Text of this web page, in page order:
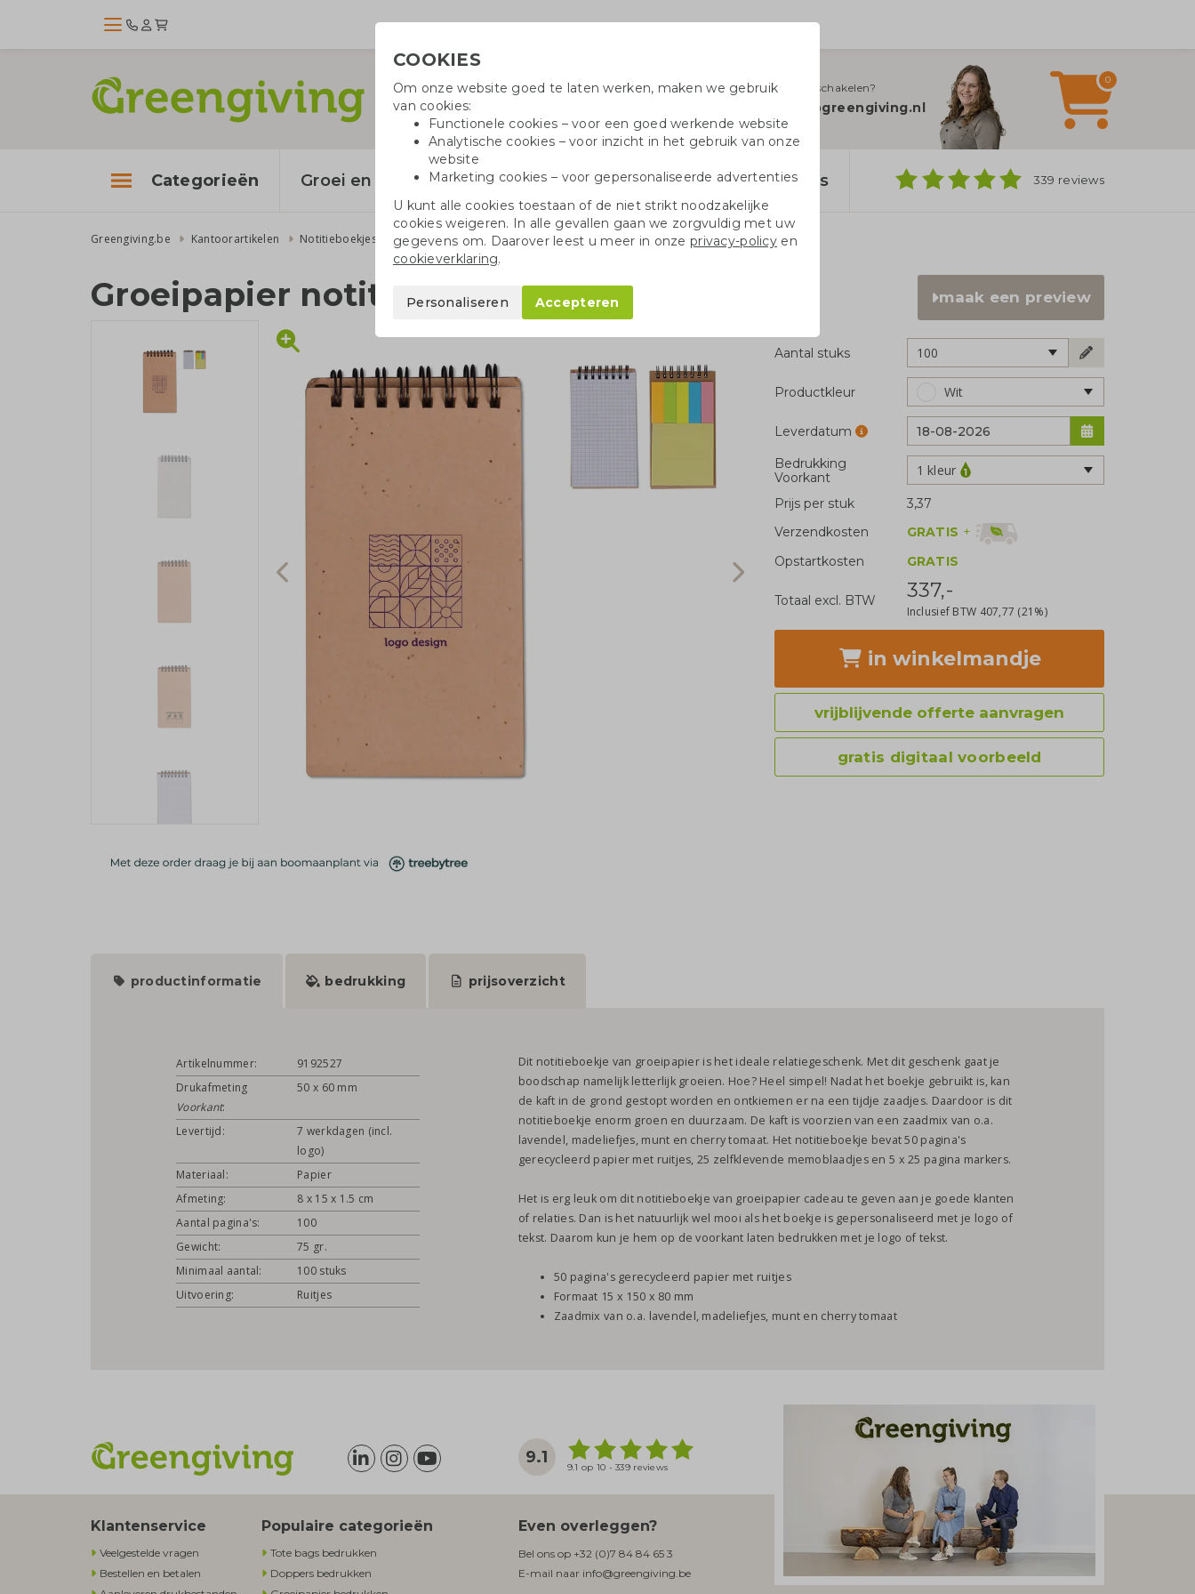
Hulplijn inschakelen?
info@greengiving.nl
0
Categorieën Groei en bloei Drinkflessen Balpennen Tote bags 339 reviews
Greengiving.be Kantoorartikelen Notitieboekjes Ringbandboekjes Groeipapier notitieboekje
Groeipapier notitieboekje maak een preview
Aantal stuks 100
Productkleur Wit
Leverdatum
Bedrukking
Voorkant
1 kleur
Prijs per stuk
3,37
Verzendkosten
GRATIS +
Opstartkosten
GRATIS
Totaal excl. BTW 337,-
Inclusief BTW 407,77 (21%)
in winkelmandje
vrijblijvende offerte aanvragen
gratis digitaal voorbeeld
productinformatie bedrukking prijsoverzicht
Artikelnummer:
9192527
Drukafmeting
Voorkant:
50 x 60 mm
Levertijd:
7 werkdagen (incl.
logo)
Materiaal:
Papier
Afmeting:
8 x 15 x 1.5 cm
Aantal pagina's:
100
Gewicht:
75 gr.
Minimaal aantal:
100 stuks
Uitvoering:
Ruitjes
Dit notitieboekje van groeipapier is het ideale relatiegeschenk. Met dit geschenk gaat je
boodschap namelijk letterlijk groeien. Hoe? Heel simpel! Nadat het boekje gebruikt is, kan
de kaft in de grond gestopt worden en ontkiemen er na een tijdje zaadjes. Daardoor is dit
notitieboekje enorm groen en duurzaam. De kaft is voorzien van een zaadmix van o.a.
lavendel, madeliefjes, munt en cherry tomaat. Het notitieboekje bevat 50 pagina's
gerecycleerd papier met ruitjes, 25 zelfklevende memoblaadjes en 5 x 25 pagina markers.
Het is erg leuk om dit notitieboekje van groeipapier cadeau te geven aan je goede klanten
of relaties. Dan is het natuurlijk wel mooi als het boekje is gepersonaliseerd met je logo of
tekst. Daarom kun je hem op de voorkant laten bedrukken met je logo of tekst.
50 pagina's gerecycleerd papier met ruitjes
Formaat 15 x 150 x 80 mm
Zaadmix van o.a. lavendel, madeliefjes, munt en cherry tomaat
9.1
9.1 op 10 - 339 reviews
Klantenservice
Veelgestelde vragen
Bestellen en betalen
Populaire categorieën
Tote bags bedrukken
Doppers bedrukken
Even overleggen?
Bel ons op +32 (0)7 84 84 65 3
E-mail naar info@greengiving.be
COOKIES
Om onze website goed te laten werken, maken we gebruik
van cookies:
Functionele cookies – voor een goed werkende website
Analytische cookies – voor inzicht in het gebruik van onze
website
Marketing cookies – voor gepersonaliseerde advertenties
U kunt alle cookies toestaan of de niet strikt noodzakelijke
cookies weigeren. In alle gevallen gaan we zorgvuldig met uw
gegevens om. Daarover leest u meer in onzeprivacy-policyen
cookieverklaring.
Personaliseren Accepteren